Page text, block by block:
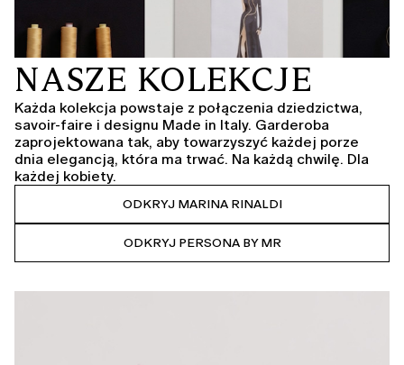
NASZE KOLEKCJE
Każda kolekcja powstaje z połączenia dziedzictwa,
savoir-faire i designu Made in Italy. Garderoba
zaprojektowana tak, aby towarzyszyć każdej porze
dnia elegancją, która ma trwać. Na każdą chwilę. Dla
każdej kobiety.
ODKRYJ MARINA RINALDI
ODKRYJ PERSONA BY MR